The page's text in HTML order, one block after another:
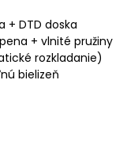
+ DTD doska
+ vlnité pružiny
rozkladanie)
bielizeň